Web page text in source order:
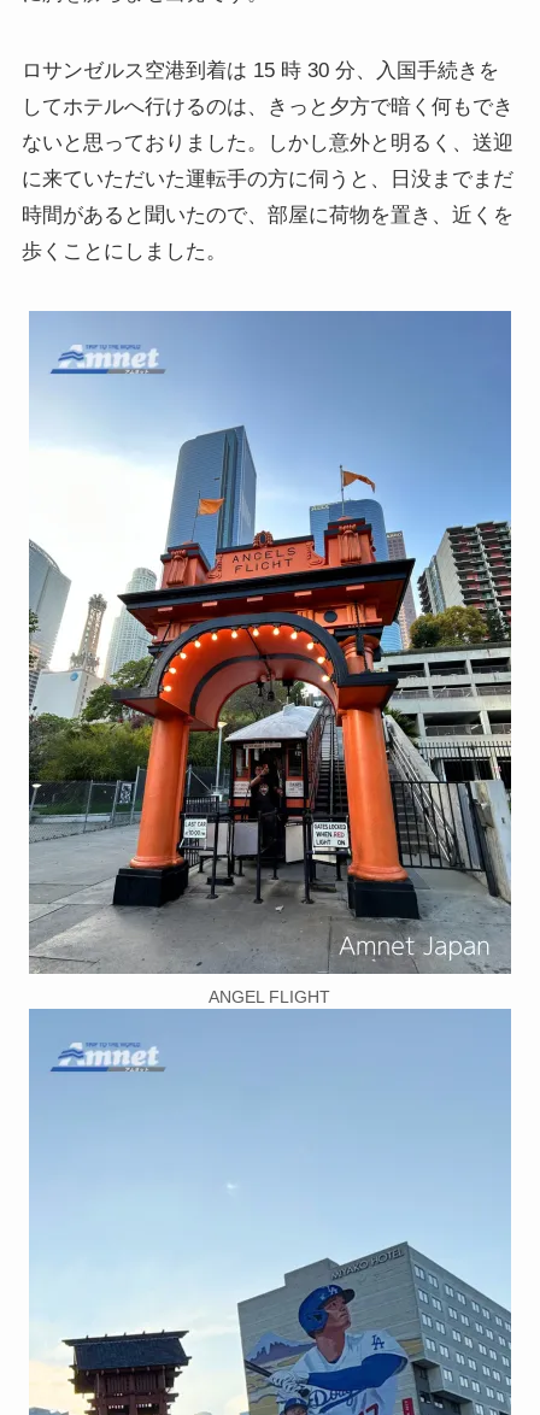
ロサンゼルス空港到着は 15 時 30 分、入国手続きを
してホテルへ行けるのは、きっと夕方で暗く何もでき
ないと思っておりました。しかし意外と明るく、送迎
に来ていただいた運転手の方に伺うと、日没までまだ
時間があると聞いたので、部屋に荷物を置き、近くを
歩くことにしました。
ANGEL FLIGHT